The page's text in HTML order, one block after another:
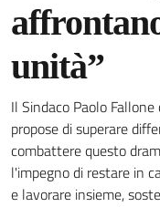
unità”
Dettagli
Il Sindaco Paolo
propose di superare
combattere questo
l'impegno di restare in
e lavorare insieme,